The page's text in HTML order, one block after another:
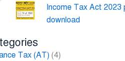
Income Tax Act 2023
download
Tax (AT) (4)